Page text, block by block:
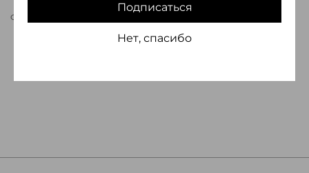
СВЯЗАТЬСЯ С МЕНЕДЖЕРОМ
Подписаться
Нет, спасибо